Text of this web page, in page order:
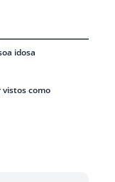
idosa
como